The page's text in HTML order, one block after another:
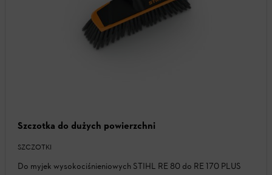
Szczotka do dużych powierzchni
SZCZOTKI
Do myjek wysokociśnieniowych STIHL RE 80 do RE 170 PLUS